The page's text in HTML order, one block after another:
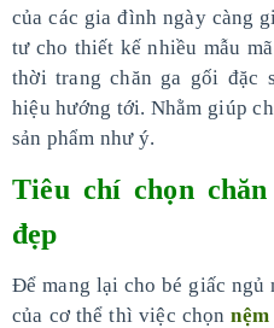
của các gia đình ngày càng
tư cho thiết kế nhiều mẫu
thời trang chăn ga gối đặc
hiệu hướng tới. Nhằm giúp
sản phẩm như ý.
Tiêu chí chọn
đẹp
Để mang lại cho bé giấc ngủ
của cơ thể thì việc chọnnệm